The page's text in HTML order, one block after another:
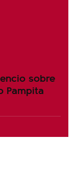
sobre
Pampita